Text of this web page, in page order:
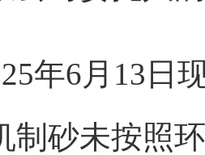
6月13日现
制砂未按照